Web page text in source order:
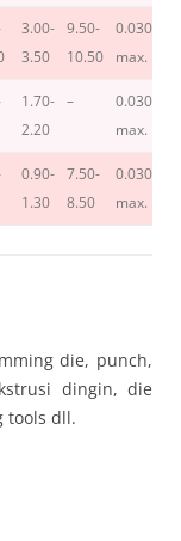
3.00-
3.50
9.50-
10.50
0.030
max.
1.70-
2.20
–
0.030
max.
0.90-
1.30
7.50-
8.50
0.030
max.
die, punch,
dingin, die
tools dll.